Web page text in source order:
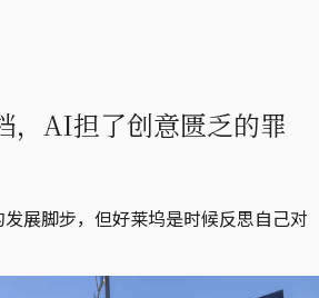
，AI担了创意匮乏的罪
展脚步，但好莱坞是时候反思自己对